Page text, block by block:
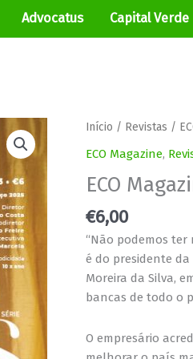
Advocatus Capital Verde
Início / Revistas /
ECO Magazine,
ECO
€6,00
“Não podemos ter
é do presidente da
Moreira da Silva,
bancas de todo o
O empresário
Quantidade
Magazine